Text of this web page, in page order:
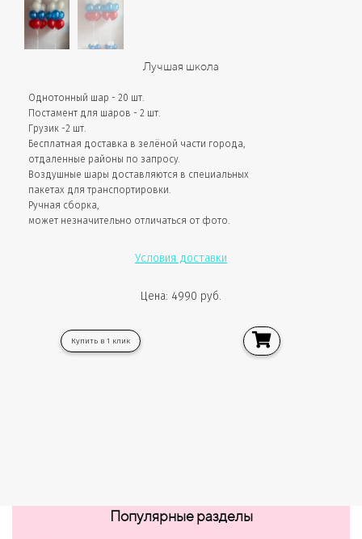
Лучшая школа
Однотонный шар - 20 шт.
Постамент для шаров - 2 шт.
Грузик -2 шт.
Бесплатная доставка в зелёной части города,
отдаленные районы по запросу.
Воздушные шары доставляются в специальных
пакетах для транспортировки.
Ручная сборка,
может незначительно отличаться от фото.
Условия доставки
Цена: 4990 руб.
Купить в 1 клик
Популярные разделы